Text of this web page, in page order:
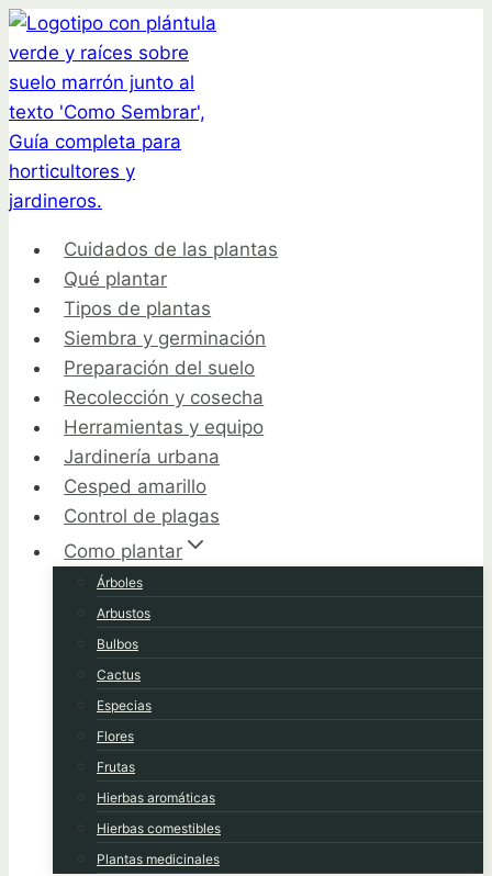
Saltar
al
contenido
Cuidados de las plantas
Qué plantar
Tipos de plantas
Siembra y germinación
Preparación del suelo
Recolección y cosecha
Herramientas y equipo
Jardinería urbana
Cesped amarillo
Control de plagas
Como plantar
Árboles
Arbustos
Bulbos
Cactus
Especias
Flores
Frutas
Hierbas aromáticas
Hierbas comestibles
Plantas medicinales